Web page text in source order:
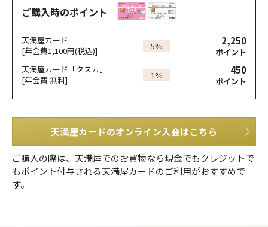
ご購入時のポイント
天満屋カード
[年会費1,100円(税込)]
5% 2,250
ポイント
天満屋カード「タスカ」
[年会費 無料]
1% 450
ポイント
天満屋カードのオンライン入会はこちら
ご購入の際は、天満屋でのお買物なら現金でもクレジットで
もポイント付与される天満屋カードのご利用がおすすめで
す。